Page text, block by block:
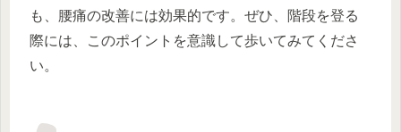
も、腰痛の改善には効果的です。ぜひ、階段を登る
際には、このポイントを意識して歩いてみてくださ
い。